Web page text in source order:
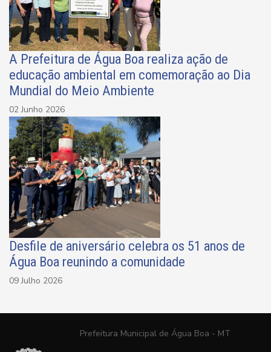
A Prefeitura de Água Boa realiza ação de
educação ambiental em comemoração ao Dia
Mundial do Meio Ambiente
02 Junho 2026
Desfile de aniversário celebra os 51 anos de
Água Boa reunindo a comunidade
09 Julho 2026
Prefeitura Municipal de Água Boa - MT